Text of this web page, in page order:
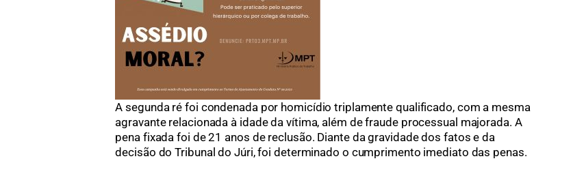
A segunda ré foi condenada por homicídio triplamente qualificado, com a mesma
agravante relacionada à idade da vítima, além de fraude processual majorada. A
pena fixada foi de 21 anos de reclusão. Diante da gravidade dos fatos e da
decisão do Tribunal do Júri, foi determinado o cumprimento imediato das penas.